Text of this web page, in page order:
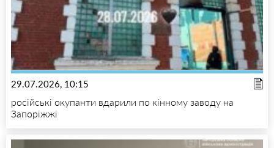
29.07.2026, 10:15
російські окупанти вдарили по кінному заводу на
Запоріжжі